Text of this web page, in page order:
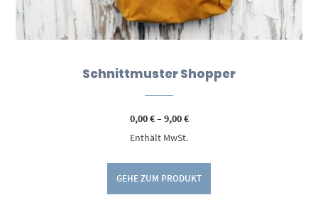
Schnittmuster Shopper
0,00€–9,00€Preisspanne:
bis
Enthält MwSt.
GEHE ZUM PRODUKT